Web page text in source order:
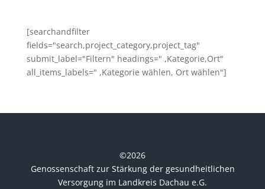
[searchandfilter
fields="search,project_category,project_tag"
submit_label="Filtern" headings=" ,Kategorie,Ort"
all_items_labels=" ,Kategorie wählen, Ort wählen"]
©2026
Genossenschaft zur Stärkung der gesundheitlichen
Versorgung im Landkreis Dachau e.G.